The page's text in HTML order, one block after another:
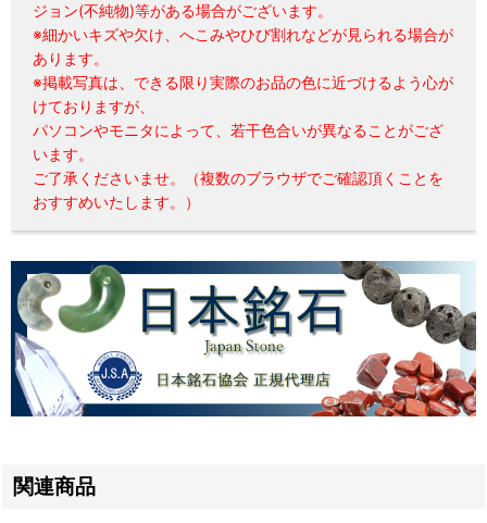
ジョン(不純物)等がある場合がございます。
※細かいキズや欠け、へこみやひび割れなどが見られる場合が
あります。
※掲載写真は、できる限り実際のお品の色に近づけるよう心が
けておりますが、
パソコンやモニタによって、若干色合いが異なることがござ
います。
ご了承くださいませ。（複数のブラウザでご確認頂くことを
おすすめいたします。）
関連商品